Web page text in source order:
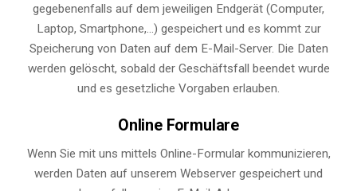
gegebenenfalls auf dem jeweiligen Endgerät (Computer,
Laptop, Smartphone,…) gespeichert und es kommt zur
Speicherung von Daten auf dem E-Mail-Server. Die Daten
werden gelöscht, sobald der Geschäftsfall beendet wurde
und es gesetzliche Vorgaben erlauben.
Online Formulare
Wenn Sie mit uns mittels Online-Formular kommunizieren,
werden Daten auf unserem Webserver gespeichert und